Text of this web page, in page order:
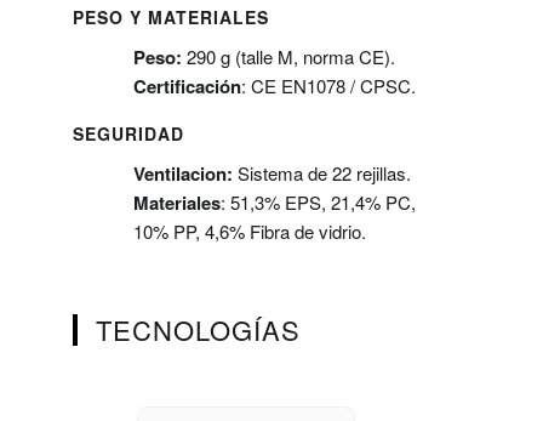
PESO Y MATERIALES
Peso: 290 g (talle M, norma CE).
Certificación: CE EN1078 / CPSC.
SEGURIDAD
Ventilacion: Sistema de 22 rejillas.
Materiales: 51,3% EPS, 21,4% PC,
10% PP, 4,6% Fibra de vidrio.
TECNOLOGÍAS